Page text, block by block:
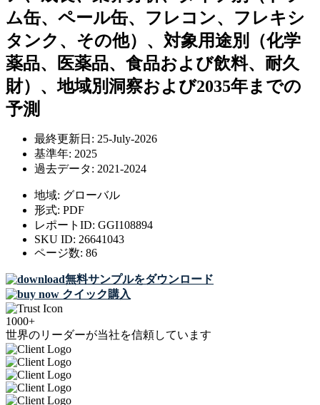
ム缶、ペール缶、フレコン、フレキシ
タンク、その他）、対象用途別（化学
薬品、医薬品、食品および飲料、耐久
財）、地域別洞察および2035年までの
予測
最終更新日: 25-July-2026
基準年: 2025
過去データ: 2021-2024
地域: グローバル
形式: PDF
レポートID: GGI108894
SKU ID: 26641043
ページ数: 86
無料サンプルをダウンロード
クイック購入
1000+
世界のリーダーが当社を信頼しています